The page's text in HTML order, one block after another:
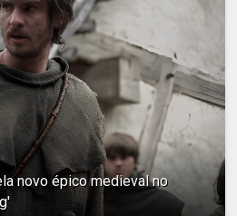
novo épico medieval no